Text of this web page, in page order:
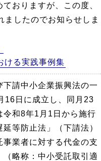
おりますが、この度、
したのでお知らせしま
ける実践事例集
下請中小企業振興法の一
16日に成立し、同月23
令和8年1月1日から施行
等防止法」（下請法）
業者に対する代金の支
略称：中小受託取引適